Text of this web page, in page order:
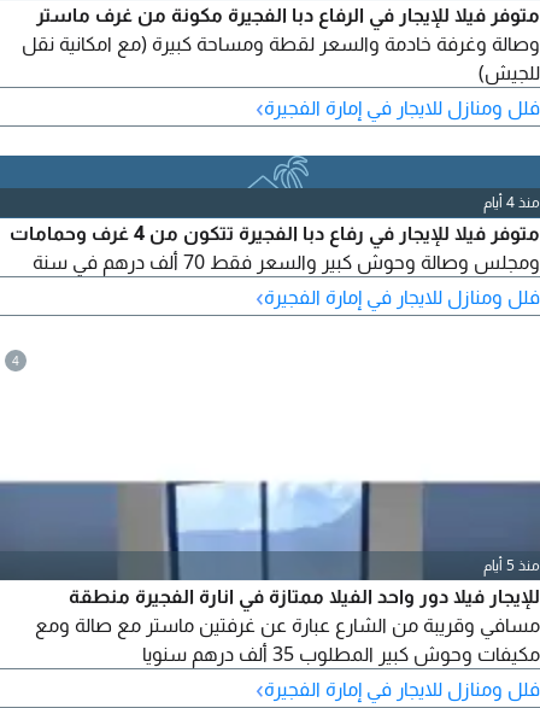
متوفر فيلا للإيجار في الرفاع دبا الفجيرة مكونة من غرف ماستر
وصالة وغرفة خادمة والسعر لقطة ومساحة كبيرة (مع امكانية نقل
للجيش)
فلل ومنازل للايجار في إمارة الفجيرة›
منذ 4 أيام
متوفر فيلا للإيجار في رفاع دبا الفجيرة تتكون من 4 غرف وحمامات
ومجلس وصالة وحوش كبير والسعر فقط 70 ألف درهم في سنة
فلل ومنازل للايجار في إمارة الفجيرة›
4
منذ 5 أيام
للإيجار فيلا دور واحد الفيلا ممتازة في انارة الفجيرة منطقة
مسافي وقريبة من الشارع عبارة عن غرفتين ماستر مع صالة ومع
مكيفات وحوش كبير المطلوب 35 ألف درهم سنويا
فلل ومنازل للايجار في إمارة الفجيرة›